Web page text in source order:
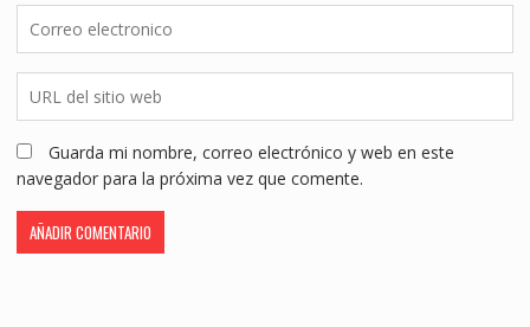
Guarda mi nombre, correo electrónico y web en este
navegador para la próxima vez que comente.